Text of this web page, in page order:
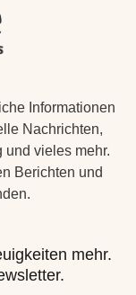
Informationen
Nachrichten,
und vieles mehr.
Berichten und
mehr.